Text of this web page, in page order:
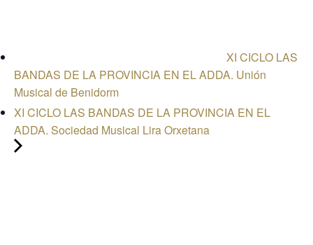
XI CICLO LAS
BANDAS DE LA PROVINCIA EN EL ADDA. Unión
Musical de Benidorm
XI CICLO LAS BANDAS DE LA PROVINCIA EN EL
ADDA. Sociedad Musical Lira Orxetana